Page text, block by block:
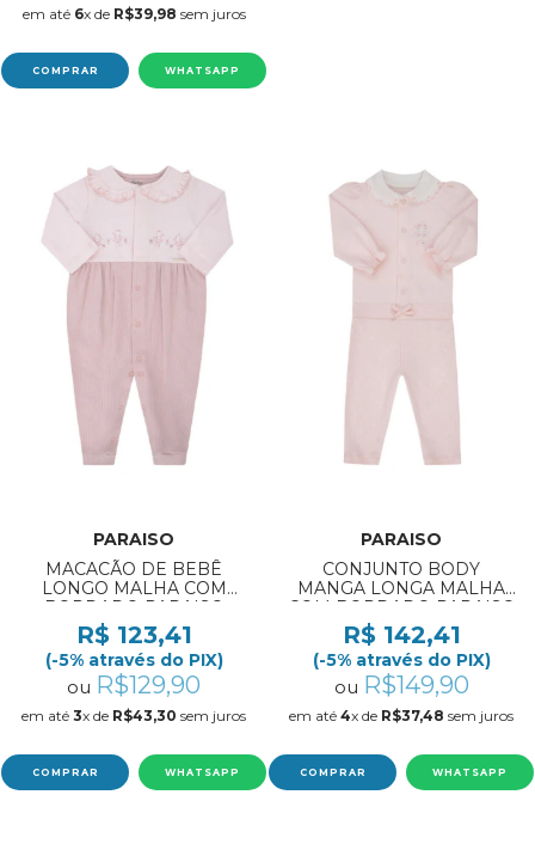
em até 6x de R$39,98 sem juros
COMPRAR WHATSAPP
PARAISO
MACACÃO DE BEBÊ
LONGO MALHA COM
BORDADO PARAISO
REF:20025 RN/P
R$ 123,41
(-5% através do PIX)
ou R$129,90
em até 3x de R$43,30 sem juros
COMPRAR WHATSAPP
PARAISO
CONJUNTO BODY
MANGA LONGA MALHA
COM BORDADO PARAISO
REF:20037 RN/M
R$ 142,41
(-5% através do PIX)
ou R$149,90
em até 4x de R$37,48 sem juros
COMPRAR WHATSAPP